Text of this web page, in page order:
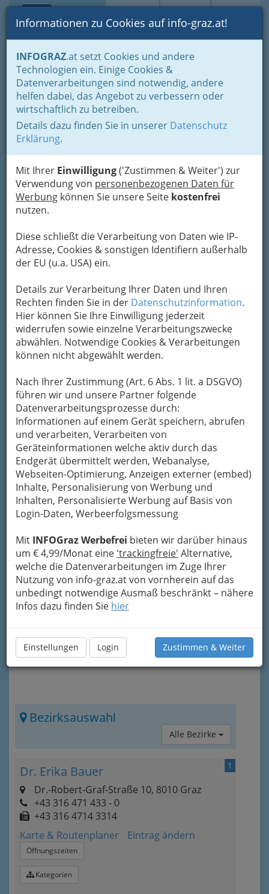
Suche Login Toggle
Informationen zu Cookies auf info-graz.at!
INFOGRAZ.at setzt Cookies und andere
Technologien ein. Einige Cookies &
Datenverarbeitungen sind notwendig, andere
helfen dabei, das Angebot zu verbessern oder
wirtschaftlich zu betreiben.
Details dazu finden Sie in unserer Datenschutz
Erklärung.
Mit Ihrer Einwilligung('Zustimmen & Weiter') zur
Verwendung von personenbezogenen Daten für
Werbung können Sie unsere Seite kostenfrei
nutzen.
Diese schließt die Verarbeitung von Daten wie IP-
Adresse, Cookies & sonstigen Identifiern außerhalb
der EU (u.a. USA) ein.
Details zur Verarbeitung Ihrer Daten und Ihren
Rechten finden Sie in der Datenschutzinformation.
Hier können Sie Ihre Einwilligung jederzeit
widerrufen sowie einzelne Verarbeitungszwecke
abwählen. Notwendige Cookies & Verarbeitungen
können nicht abgewählt werden.
Nach Ihrer Zustimmung (Art. 6 Abs. 1 lit. a DSGVO)
führen wir und unsere Partner folgende
Datenverarbeitungsprozesse durch:
Informationen auf einem Gerät speichern, abrufen
und verarbeiten, Verarbeiten von
Geräteinformationen welche aktiv durch das
Endgerät übermittelt werden, Webanalyse,
Webseiten-Optimierung, Anzeigen externer (embed)
Inhalte, Personalisierung von Werbung und
Inhalten, Personalisierte Werbung auf Basis von
Login-Daten, Werbeerfolgsmessung
Mit INFOGraz Werbefrei bieten wir darüber hinaus
um € 4,99/Monat eine 'trackingfreie' Alternative,
welche die Datenverarbeitungen im Zuge Ihrer
Nutzung von info-graz.at von vornherein auf das
unbedingt notwendige Ausmaß beschränkt – nähere
Infos dazu finden Sie hier
Einstellungen Login Zustimmen & Weiter
Home Branchen
Gesundheit und Soziales
Allgemeinmediziner - Ärzte - Hausarzt
Allgemeinmediziner in Graz
und Umgebung: Arzt, Ärztin,
Hausärzte, Hausärztinnen –
praktischer Arzt
Hausarzt oder Hausärztin,
einfach Ärzte bzw. Ärztinnen,
Allgemeinmedizinerin, praktische
Ärztin
Gegenseitiges Vertrauen von Arzt und Patienten – in
jedem Alter wichtig!
Allgemeinmediziner werden auch als praktischer
Arzt oder Hausarzt bezeichnet und sind meist
dererste ärztliche Ansprechpartnerbei allen
Gesundheitsproblemen.
Sie entscheiden, welche weiteren
Behandlungen oder Untersuchungen
Nach den einzelnen Einträgen gibt es noch mehr
Informationen zum Thema. Diese können Sie
auch direkt über das „Info-Icon“
rechts oben
erreichen.
Bezirksauswahl
Alle Bezirke
1
Dr. Erika Bauer
Dr.-Robert-Graf-Straße 10, 8010 Graz
+43 316 471 433 - 0
+43 316 4714 3314
Karte & Routenplaner
Eintrag ändern
Öffnungszeiten
Kategorien